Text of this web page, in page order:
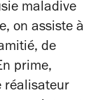
maladive
on assiste à
de
prime,
réalisateur